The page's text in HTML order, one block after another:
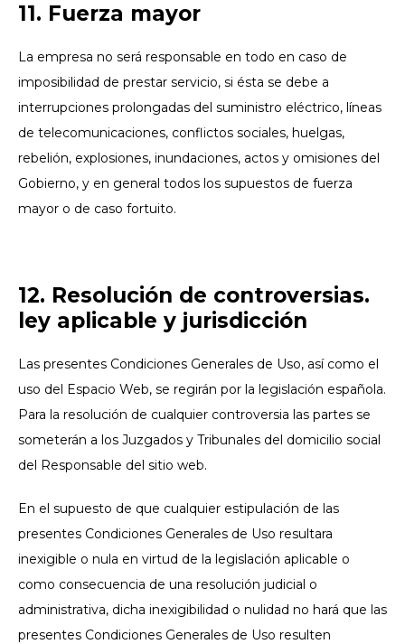
11. Fuerza mayor
La empresa no será responsable en todo en caso de
imposibilidad de prestar servicio, si ésta se debe a
interrupciones prolongadas del suministro eléctrico, líneas
de telecomunicaciones, conflictos sociales, huelgas,
rebelión, explosiones, inundaciones, actos y omisiones del
Gobierno, y en general todos los supuestos de fuerza
mayor o de caso fortuito.
12. Resolución de controversias.
ley aplicable y jurisdicción
Las presentes Condiciones Generales de Uso, así como el
uso del Espacio Web, se regirán por la legislación española.
Para la resolución de cualquier controversia las partes se
someterán a los Juzgados y Tribunales del domicilio social
del Responsable del sitio web.
En el supuesto de que cualquier estipulación de las
presentes Condiciones Generales de Uso resultara
inexigible o nula en virtud de la legislación aplicable o
como consecuencia de una resolución judicial o
administrativa, dicha inexigibilidad o nulidad no hará que las
presentes Condiciones Generales de Uso resulten